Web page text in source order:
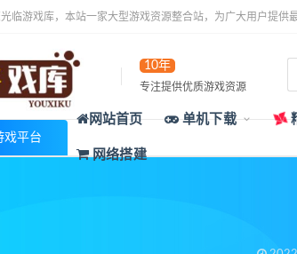
临游戏库，本站一家大型游戏资源整合站，为广大用户提供
10年
专注提供优质游戏资源
戏平台
网站首页 单机下载
网络搭建